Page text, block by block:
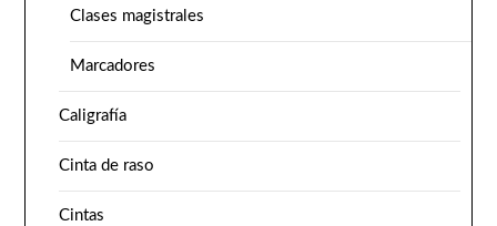
Clases magistrales
Marcadores
Caligrafía
Cinta de raso
Cintas